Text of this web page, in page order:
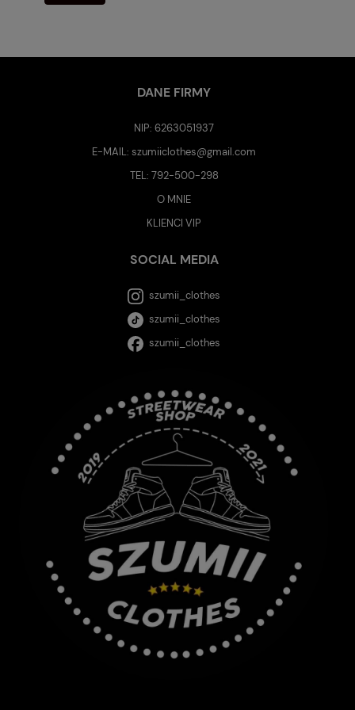
DANE FIRMY
NIP: 6263051937
E-MAIL:szumiiclothes@gmail.com
TEL: 792-500-298
O MNIE
KLIENCI VIP
SOCIAL MEDIA
szumii_clothes
szumii_clothes
szumii_clothes